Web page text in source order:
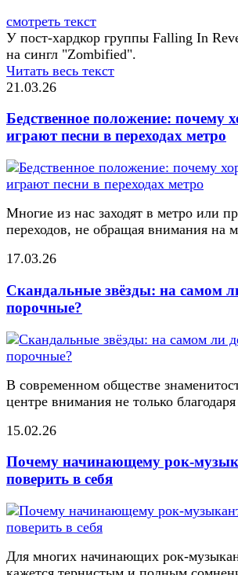
смотреть текст
У пост-хардкор группы Falling In
на сингл "Zombified".
Читать весь текст
21.03.26
Бедственное положение: почему
играют песни в переходах метро
Многие из нас заходят в метро или
переходов, не обращая внимания на
17.03.26
Скандальные звёзды: на самом
порочные?
В современном обществе
центре внимания не только
15.02.26
Почему начинающему рок-
поверить в себя
Для многих начинающих рок-